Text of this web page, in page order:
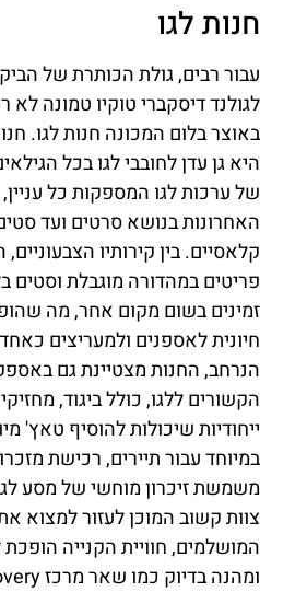
חנות לגו
עבור רבים, גולת הכותרת של
לגולנד דיסקברי טוקיו טמונה
באוצר בלום המכונה חנות לגו.
היא גן עדן לחובבי לגו בכל
של ערכות לגו המספקות כל
האחרונות בנושא סרטים ועד
קלאסיים. בין קירותיו
פריטים במהדורה מוגבלת וסטים
זמינים בשום מקום אחר, מה
חיונית לאספנים ולמעריצים
הנרחב, החנות מצטיינת גם
הקשורים ללגו, כולל ביגוד,
ייחודיות שיכולות להוסיף טאץ'
במיוחד עבור תיירים, רכישת
משמשת זיכרון מוחשי של מסע
צוות קשוב המוכן לעזור למצוא
המושלמים, חוויית הקנייה